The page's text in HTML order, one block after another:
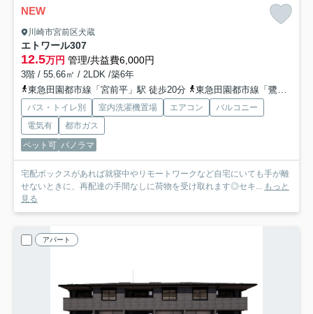
NEW
川崎市宮前区犬蔵
エトワール307
12.5万円 管理/共益費6,000円
3階 / 55.66㎡ / 2LDK /築6年
東急田園都市線「宮前平」駅 徒歩20分
東急田園都市線「鷺沼」駅 徒歩21分
バス・トイレ別 室内洗濯機置場 エアコン
バルコニー
電気有
都市ガス
ペット可 パノラマ
宅配ボックスがあれば就寝中やリモートワークなど自宅にいても手が離
せないときに、再配達の手間なしに荷物を受け取れます◎セキ... もっと
見る
アパート